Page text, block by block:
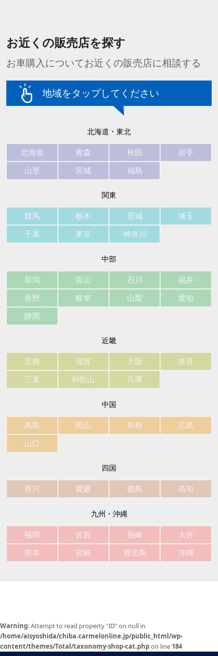
お近くの販売店を探す
お車購入についてお近くの販売店に相談する
地域をタップしてください
北海道・東北
北海道 青森 秋田
岩手
山形
宮城 福島
関東
群馬 栃木 茨城
埼玉
千葉
東京 神奈川
中部
新潟 富山 石川
福井
長野
岐阜 山梨
愛知
静岡
近畿
京都 滋賀 大阪
奈良
三重
和歌山 兵庫
中国
鳥取 岡山 島根
広島
山口
四国
香川 愛媛 徳島 高知
九州・沖縄
福岡 佐賀 長崎
大分
熊本
宮崎 鹿児島 沖縄
Warning: Attempt to read property "ID" on null in
/home/aisyoshida/chiba.carmelonline.jp/public_html/wp-
content/themes/Total/taxonomy-shop-cat.phpon line 184